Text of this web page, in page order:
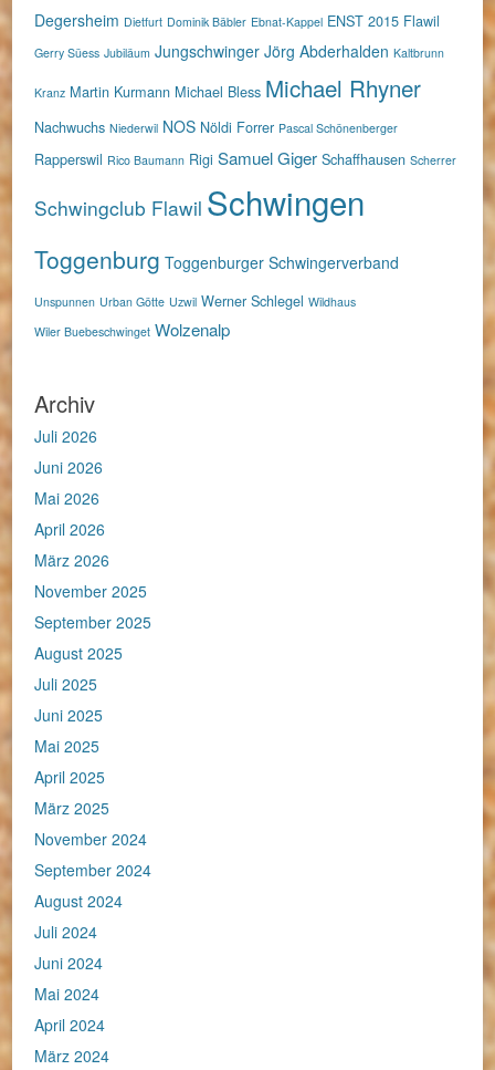
Degersheim Dietfurt Dominik Bäbler Ebnat-Kappel ENST 2015 Flawil
Gerry Süess Jubiläum Jungschwinger Jörg Abderhalden Kaltbrunn
Kranz Martin Kurmann Michael Bless Michael Rhyner
Nachwuchs Niederwil NOS Nöldi Forrer Pascal Schönenberger
Rapperswil Rico Baumann Rigi Samuel Giger Schaffhausen Scherrer
Schwingclub Flawil Schwingen
Toggenburg Toggenburger Schwingerverband
Unspunnen Urban Götte Uzwil Werner Schlegel Wildhaus
Wiler Buebeschwinget Wolzenalp
Archiv
Juli 2026
Juni 2026
Mai 2026
April 2026
März 2026
November 2025
September 2025
August 2025
Juli 2025
Juni 2025
Mai 2025
April 2025
März 2025
November 2024
September 2024
August 2024
Juli 2024
Juni 2024
Mai 2024
April 2024
März 2024